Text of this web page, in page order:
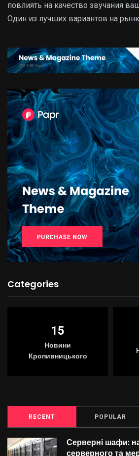
повлиять на качество звучания
Один из лучших вариантов на
Categories
15
Новини
Кропивницького
RECENT POPULAR
Серверні шафи:
серверного та